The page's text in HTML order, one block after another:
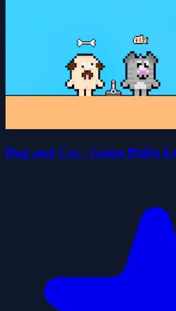
Dog and Cat - Game Phiêu